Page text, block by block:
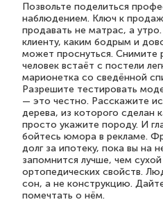
Позвольте поделиться
наблюдением. Ключ к
продавать не матрас, а
клиенту, каким бодрым и
может проснуться. Снимите
человек встаёт с постели
марионетка со сведённой
Разрешите тестировать
— это честно. Расскажите
дерева, из которого сделан
просто укажите породу. И
бойтесь юмора в рекламе.
долг за ипотеку, пока вы на
запомнится лучше, чем сухой
ортопедических свойств.
сон, а не конструкцию.
помечтать о нём.